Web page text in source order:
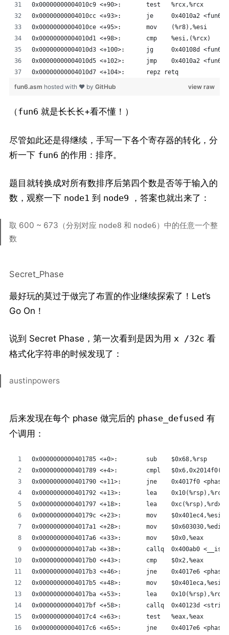
0x00000000004010c9 <+90>:	test   %rcx,%rcx
0x00000000004010cc <+93>:	je     0x4010a2
0x00000000004010ce <+95>:	mov    (%r8),%esi
0x00000000004010d1 <+98>:	cmp    %esi,(%rcx)
0x00000000004010d3 <+100>:	jg     0x40108d
0x00000000004010d5 <+102>:	jmp    0x4010a2
0x00000000004010d7 <+104>:	repz retq
view raw
fun6.asm hosted with ❤ by GitHub
（fun6 就是长长长+看不懂！）
尽管如此还是得继续，手写一下各个寄存器的转化，分
析一下 fun6 的作用：排序。
题目就转换成对所有数排序后第四个数是否等于输入的
数，观察一下 node1 到 node9 ，答案也就出来了：
取 600 ~ 673（分别对应 node8 和 node6）中的任意一个整
数
Secret_Phase
最好玩的莫过于做完了布置的作业继续探索了！Let’s
Go On！
说到 Secret Phase，第一次看到是因为用 x /32c 看
格式化字符串的时候发现了：
austinpowers
后来发现在每个 phase 做完后的 phase_defused 有
个调用：
0x0000000000401785 <+0>:	sub    $0x68,%rsp
0x0000000000401789 <+4>:
0x0000000000401790 <+11>:	jne
0x0000000000401792 <+13>:	lea    0x10(%rsp),%rcx
0x0000000000401797 <+18>:	lea    0xc(%rsp),%rdx
0x000000000040179c <+23>:	mov    $0x401ec4,%esi
0x00000000004017a1 <+28>:	mov    $0x603030,%edi
0x00000000004017a6 <+33>:	mov    $0x0,%eax
0x00000000004017ab <+38>:	callq
0x00000000004017b0 <+43>:	cmp    $0x2,%eax
0x00000000004017b3 <+46>:	jne
0x00000000004017b5 <+48>:	mov    $0x401eca,%esi
0x00000000004017ba <+53>:	lea    0x10(%rsp),%rdi
0x00000000004017bf <+58>:	callq
0x00000000004017c4 <+63>:	test   %eax,%eax
0x00000000004017c6 <+65>:	jne